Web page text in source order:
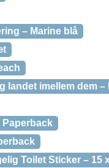
– Marine blå
landet imellem dem
Paperback
Toilet Sticker – 15